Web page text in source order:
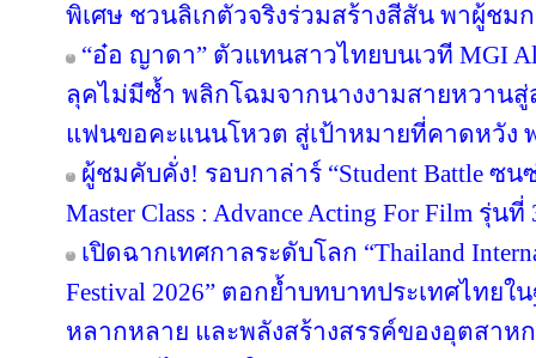
พิเศษ ชวนลิเกตัวจริงร่วมสร้างสีสัน พาผู้ชม
“อ๋อ ญาดา” ตัวแทนสาวไทยบนเวที MGI
ลุคไม่มีซ้ำ พลิกโฉมจากนางงามสายหวาน
แฟนขอคะแนนโหวต สู่เป้าหมายที่คาดหวัง
ผู้ชมคับคั่ง! รอบกาล่าร์ “Student Battle ซ
Master Class : Advance Acting For Film รุ่นที่
เปิดฉากเทศกาลระดับโลก “Thailand
Festival 2026” ตอกย้ำบทบาทประเทศไทย
หลากหลาย และพลังสร้างสรรค์ของอุตสาห